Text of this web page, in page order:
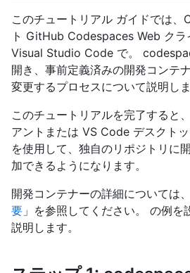
このチュートリアル ガイドでは、
ト GitHub Codespaces Web クラ
Visual Studio Code で。
開き、事前定義済みの開発コンテ
変更するプロセスについて説明しま
このチュートリアルを完了すると
アントまたは VS Code デスクト
を使用して、独自のリポジトリに
加できるようになります。
開発コンテナーの詳細については
要 」を参照してください。 の例を
説明します。